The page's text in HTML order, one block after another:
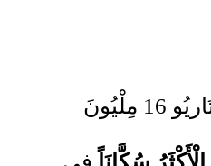
يَسْكُنُ فِي وِلَايَةِ أُونتَاريُو 16 مِلْيُونَ